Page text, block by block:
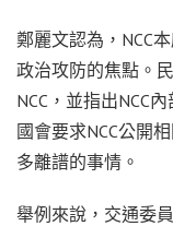
鄭麗文認為，NCC
政治攻防的焦點。
NCC，並指出NCC
國會要求NCC公開
多離譜的事情。
舉例來說，交通委